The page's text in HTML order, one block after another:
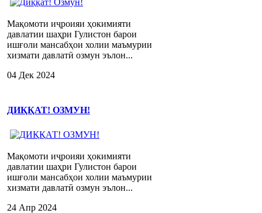
Мақомоти иҷроияи ҳокимияти
давлатии шаҳри Гулистон барои
ишғоли мансабҳои холии маъмурии
хизмати давлатӣ озмун эълон...
04 Дек 2024
ДИҚҚАТ! ОЗМУН!
Мақомоти иҷроияи ҳокимияти
давлатии шаҳри Гулистон барои
ишғоли мансабҳои холии маъмурии
хизмати давлатӣ озмун эълон...
24 Апр 2024